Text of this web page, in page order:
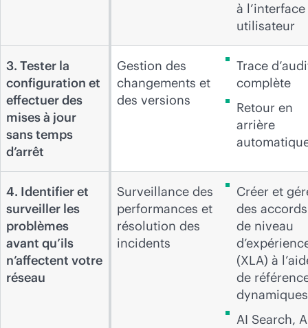
à l’interface
utilisateur
3. Tester la
configuration et
effectuer des
mises à jour
sans temps
d’arrêt
Gestion des
changements et
des versions
Trace
complète
Retour en
arrière
4. Identifier et
surveiller les
problèmes
avant qu’ils
n’affectent votre
réseau
Surveillance des
performances et
résolution des
incidents
Créer et
des accords
de niveau
(XLA) à
de
dynamiques
AI Search,